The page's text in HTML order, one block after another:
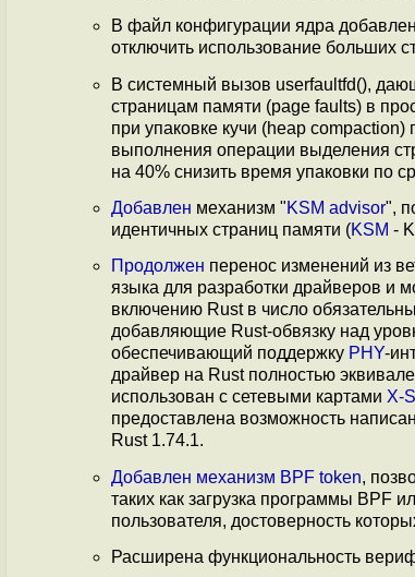
В файл конфигурации ядра
отключить использование больших
В системный вызов userfaultfd(),
страницам памяти (page faults) в
при упаковке кучи (heap
выполнения операции выделения
на 40% снизить время упаковки по
Добавлен механизм "KSM advisor",
идентичных страниц памяти (KSM -
Продолжен перенос изменений из
языка для разработки драйверов и
включению Rust в число
добавляющие Rust-обвязку над
обеспечивающий поддержку PHY-
драйвер на Rust полностью
использован с сетевыми картами X-
предоставлена возможность
Rust 1.74.1.
Добавлен механизм BPF token,
таких как загрузка программы BPF
пользователя, достоверность
Расширена функциональность